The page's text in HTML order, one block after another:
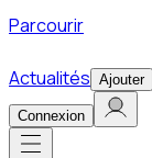
Parcourir
Actualités Ajouter
Connexion